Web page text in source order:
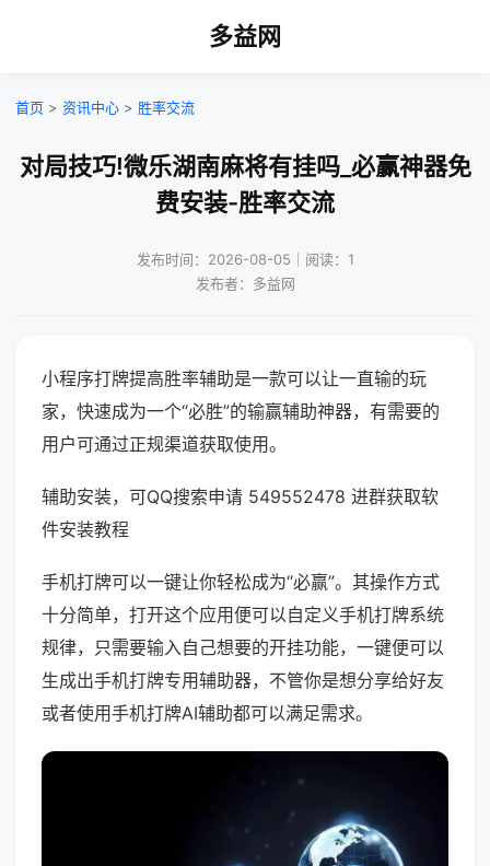
多益网
首页 > 资讯中心 > 胜率交流
对局技巧!微乐湖南麻将有挂吗_必赢神器免
费安装-胜率交流
发布时间：2026-08-05｜阅读：1
发布者：多益网
小程序打牌提高胜率辅助是一款可以让一直输的玩
家，快速成为一个“必胜”的输赢辅助神器，有需要的
用户可通过正规渠道获取使用。
辅助安装，可QQ搜索申请 549552478 进群获取软
件安装教程
手机打牌可以一键让你轻松成为“必赢”。其操作方式
十分简单，打开这个应用便可以自定义手机打牌系统
规律，只需要输入自己想要的开挂功能，一键便可以
生成出手机打牌专用辅助器，不管你是想分享给好友
或者使用手机打牌AI辅助都可以满足需求。